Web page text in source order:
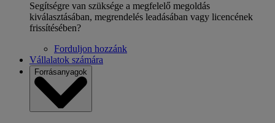
Segítségre van szüksége a megfelelő megoldás
kiválasztásában, megrendelés leadásában vagy licencének
frissítésében?
Forduljon hozzánk
Vállalatok számára
Forrásanyagok